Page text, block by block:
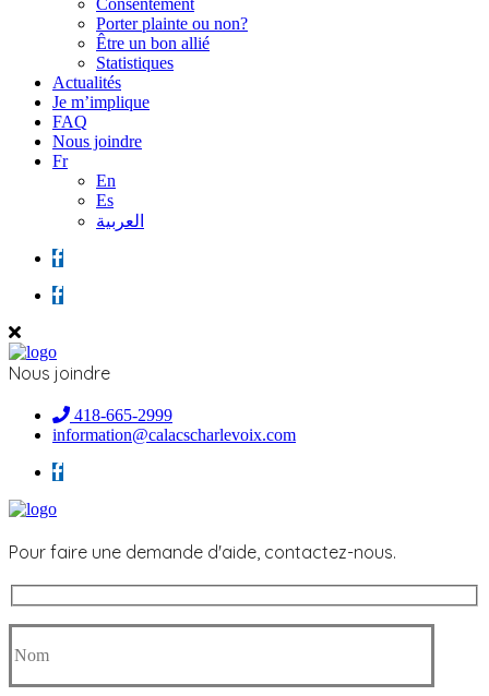
Consentement
Porter plainte ou non?
Être un bon allié
Statistiques
Actualités
Je m’implique
FAQ
Nous joindre
Fr
En
Es
العربية
Nous joindre
418-665-2999
information@calacscharlevoix.com
Pour faire une demande d'aide, contactez-nous.